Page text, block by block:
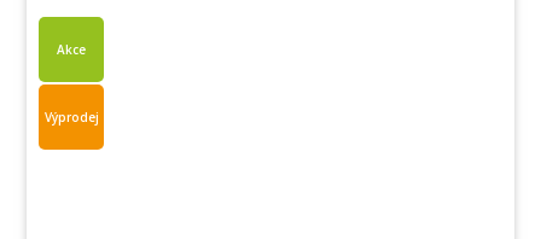
Akce
Výprodej